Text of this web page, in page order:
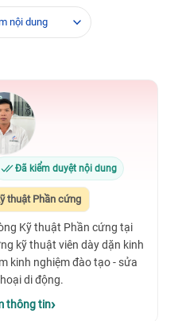
nội dung
Đã kiểm duyệt nội dung
thuật Phần cứng
Kỹ thuật Phần cứng tại
kỹ thuật viên dày dặn kinh
kinh nghiệm đào tạo - sửa
di động.
thông tin